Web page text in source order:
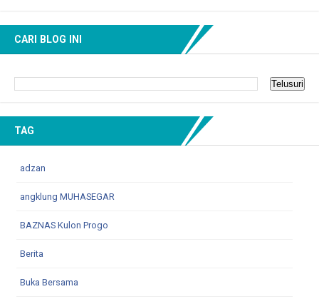
CARI BLOG INI
TAG
adzan
angklung MUHASEGAR
BAZNAS Kulon Progo
Berita
Buka Bersama